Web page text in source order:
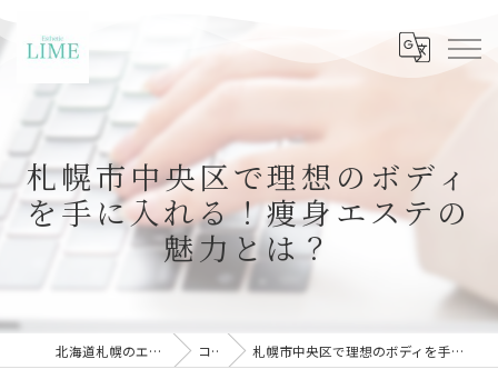
札幌市中央区で理想のボディ
を手に入れる！痩身エステの
魅力とは？
北海道札幌のエステならLIME札幌 コラム 札幌市中央区で理想のボディを手に入れる！痩身エステの魅力とは？